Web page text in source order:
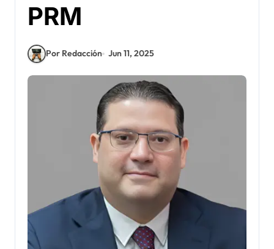
PRM
Por Redacción Jun 11, 2025